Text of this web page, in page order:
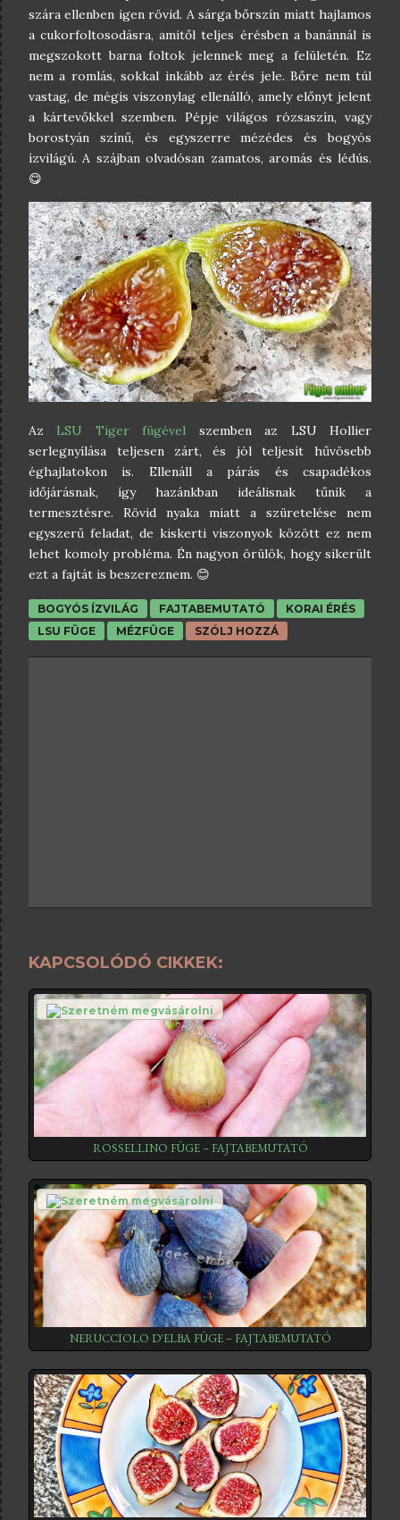
szára ellenben igen rövid. A sárga bőrszín miatt hajlamos
a cukorfoltosodásra, amitől teljes érésben a banánnál is
megszokott barna foltok jelennek meg a felületén. Ez
nem a romlás, sokkal inkább az érés jele. Bőre nem túl
vastag, de mégis viszonylag ellenálló, amely előnyt jelent
a kártevőkkel szemben. Pépje világos rózsaszín, vagy
borostyán színű, és egyszerre mézédes és bogyós
ízvilágú. A szájban olvadósan zamatos, aromás és lédús.
😋
Az LSU Tiger fügével szemben az LSU Hollier
serlegnyílása teljesen zárt, és jól teljesít hűvösebb
éghajlatokon is. Ellenáll a párás és csapadékos
időjárásnak, így hazánkban ideálisnak tűnik a
termesztésre. Rövid nyaka miatt a szüretelése nem
egyszerű feladat, de kiskerti viszonyok között ez nem
lehet komoly probléma. Én nagyon örülök, hogy sikerült
ezt a fajtát is beszereznem. 😊
BOGYÓS ÍZVILÁG FAJTABEMUTATÓ
KORAI ÉRÉS
LSU FÜGE
MÉZFÜGE SZÓLJ HOZZÁ
KAPCSOLÓDÓ CIKKEK:
ROSSELLINO FÜGE – FAJTABEMUTATÓ
NERUCCIOLO D'ELBA FÜGE – FAJTABEMUTATÓ